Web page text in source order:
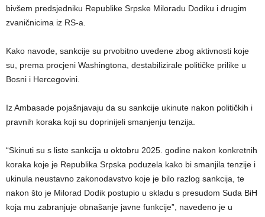
bivšem predsjedniku Republike Srpske Miloradu Dodiku i drugim
zvaničnicima iz RS-a.
Kako navode, sankcije su prvobitno uvedene zbog aktivnosti koje
su, prema procjeni Washingtona, destabilizirale političke prilike u
Bosni i Hercegovini.
Iz Ambasade pojašnjavaju da su sankcije ukinute nakon političkih i
pravnih koraka koji su doprinijeli smanjenju tenzija.
“Skinuti su s liste sankcija u oktobru 2025. godine nakon konkretnih
koraka koje je Republika Srpska poduzela kako bi smanjila tenzije i
ukinula neustavno zakonodavstvo koje je bilo razlog sankcija, te
nakon što je Milorad Dodik postupio u skladu s presudom Suda BiH
koja mu zabranjuje obnašanje javne funkcije”, navedeno je u